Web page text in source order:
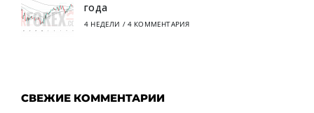
года
4 НЕДЕЛИ / 4 КОММЕНТАРИЯ
СВЕЖИЕ КОММЕНТАРИИ